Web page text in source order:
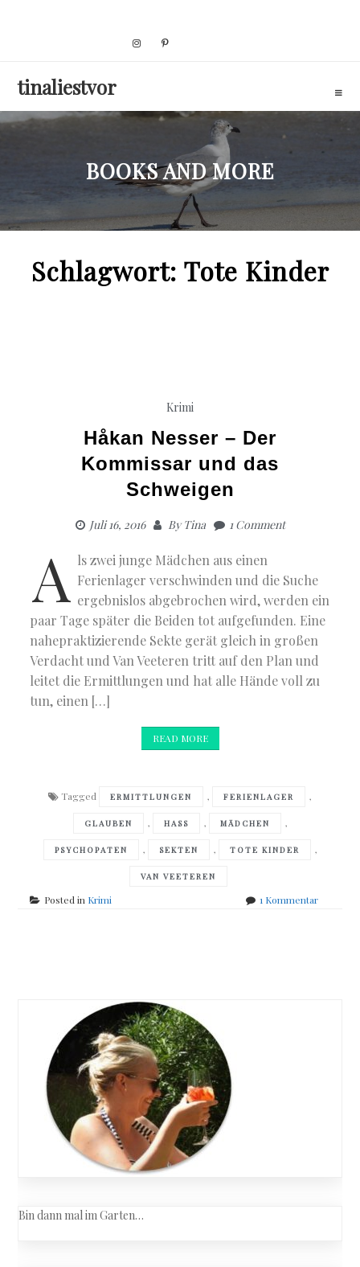
tinaliestvor
BOOKS AND MORE
Schlagwort: Tote Kinder
Krimi
Håkan Nesser – Der
Kommissar und das
Schweigen
Juli 16, 2016 ByTina 1 Comment
A ls zwei junge Mädchen aus einen
Ferienlager verschwinden und die Suche
ergebnislos abgebrochen wird, werden ein
paar Tage später die Beiden tot aufgefunden. Eine
nahepraktizierende Sekte gerät gleich in großen
Verdacht und Van Veeteren tritt auf den Plan und
leitet die Ermittlungen und hat alle Hände voll zu
tun, einen […]
READ MORE
Tagged ERMITTLUNGEN , FERIENLAGER ,
GLAUBEN , HASS , MÄDCHEN ,
PSYCHOPATEN , SEKTEN , TOTE KINDER ,
VAN VEETEREN
Posted in Krimi 1 Kommentarzu
navigation
Bin dann mal im Garten…